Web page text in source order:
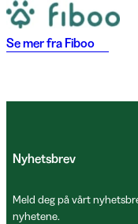
Se mer fra Fiboo
Nyhetsbrev
Meld deg på vårt
nyhetene.